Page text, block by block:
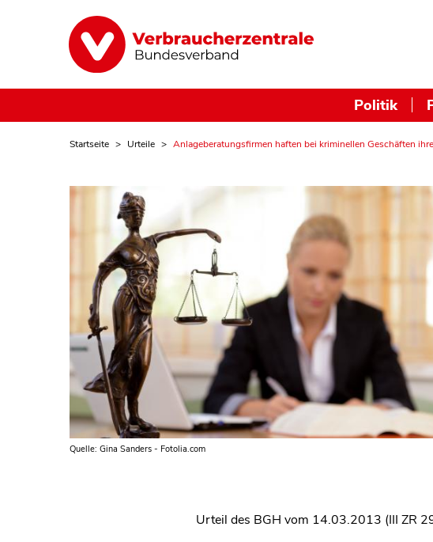
Politik
Startseite Urteile Anlageberatungsfirmen haften bei kriminellen Geschäften
Quelle: Gina Sanders - Fotolia.com
Urteil des BGH vom 14.03.2013 (III ZR